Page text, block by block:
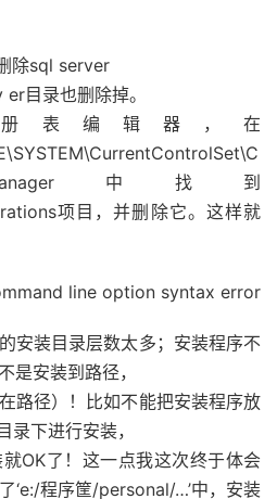
除sql server
目录也删除掉。
表编辑器，在
Manager中找到
项目，并删除它。这样就
line option syntax error
安装目录层数太多；安装程序不
是安装到路径，
路径）！比如不能把安装程序放
录下进行安装，
OK了！这一点我这次终于体会
‘e:/程序筐/personal/…’中，安装